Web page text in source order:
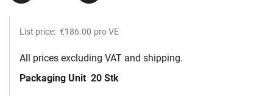
List price: €186.00 pro VE
All prices excluding VAT and shipping.
Packaging Unit 20 Stk